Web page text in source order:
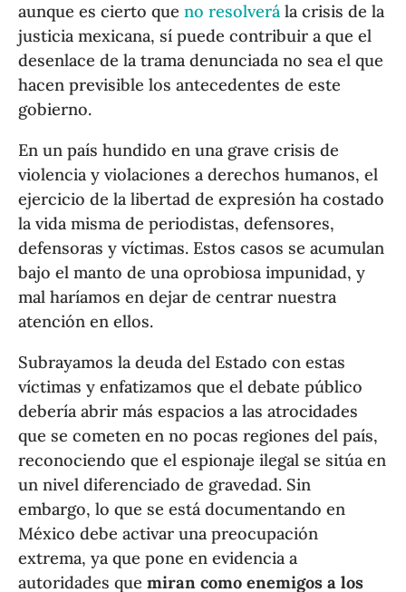
aunque es cierto queno resolverá la crisis de la
justicia mexicana, sí puede contribuir a que el
desenlace de la trama denunciada no sea el que
hacen previsible los antecedentes de este
gobierno.
En un país hundido en una grave crisis de
violencia y violaciones a derechos humanos, el
ejercicio de la libertad de expresión ha costado
la vida misma de periodistas, defensores,
defensoras y víctimas. Estos casos se acumulan
bajo el manto de una oprobiosa impunidad, y
mal haríamos en dejar de centrar nuestra
atención en ellos.
Subrayamos la deuda del Estado con estas
víctimas y enfatizamos que el debate público
debería abrir más espacios a las atrocidades
que se cometen en no pocas regiones del país,
reconociendo que el espionaje ilegal se sitúa en
un nivel diferenciado de gravedad. Sin
embargo, lo que se está documentando en
México debe activar una preocupación
extrema, ya que pone en evidencia a
autoridades quemiran como enemigos a los